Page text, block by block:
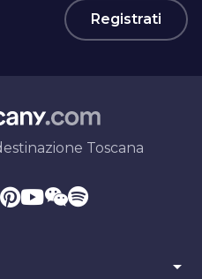
Registrati
Toscana
arrow_drop_down